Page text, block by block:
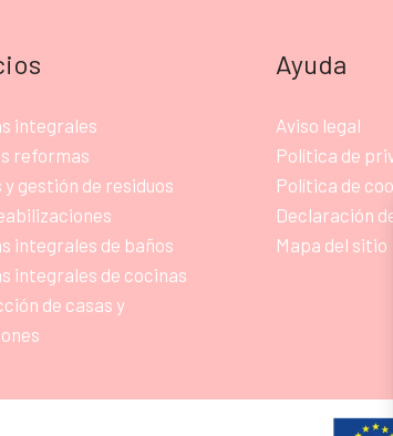
integrales
reformas
gestión de residuos
integrales de baños
integrales de cocinas
de casas y
Ayuda
Aviso legal
Política de
Política de
Declaración
Mapa del sitio